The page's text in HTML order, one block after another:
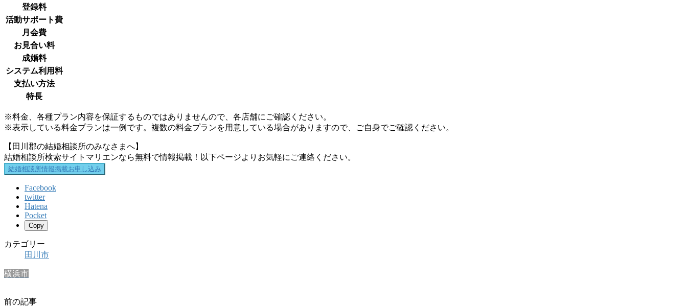
登録料
活動サポート費
月会費
お見合い料
成婚料
システム利用料
支払い方法
特長
※料金、各種プラン内容を保証するものではありませんので、各店舗にご確認ください。
※表示している料金プランは一例です。複数の料金プランを用意している場合がありますので、ご自身でご確認ください。
【田川郡の結婚相談所のみなさまへ】
結婚相談所検索サイトマリエンなら無料で情報掲載！以下ページよりお気軽にご連絡ください。
結婚相談所情報掲載お申し込み
Facebook
twitter
Hatena
Pocket
Copy
カテゴリー
田川市
横浜市
前の記事